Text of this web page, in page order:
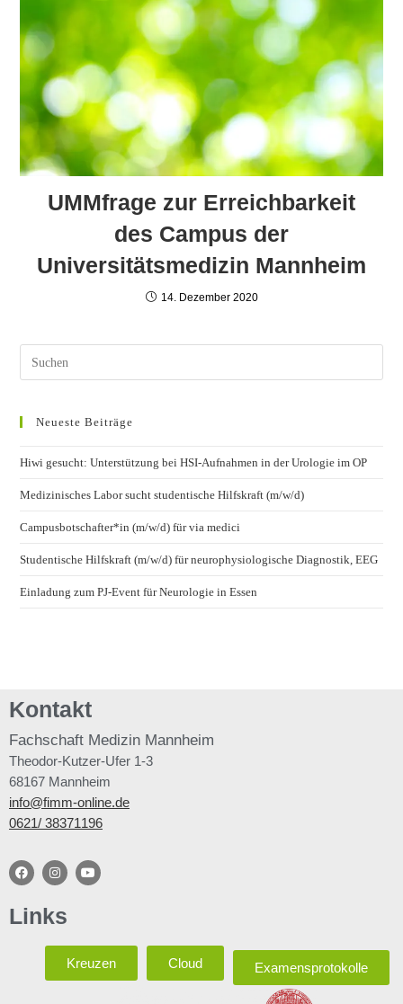
UMMfrage zur Erreichbarkeit
des Campus der
Universitätsmedizin Mannheim
14. Dezember 2020
Neueste Beiträge
Hiwi gesucht: Unterstützung bei HSI-Aufnahmen in der Urologie im OP
Medizinisches Labor sucht studentische Hilfskraft (m/w/d)
Campusbotschafter*in (m/w/d) für via medici
Studentische Hilfskraft (m/w/d) für neurophysiologische Diagnostik, EEG
Einladung zum PJ-Event für Neurologie in Essen
Kontakt
Fachschaft Medizin Mannheim
Theodor-Kutzer-Ufer 1-3
68167 Mannheim
info@fimm-online.de
0621/ 38371196
Links
Kreuzen Cloud Examensprotokolle